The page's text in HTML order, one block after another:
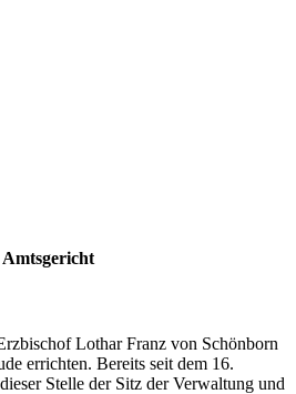
Amtsgericht
Lothar Franz von Schönborn
errichten. Bereits seit dem 16.
Stelle der Sitz der Verwaltung und